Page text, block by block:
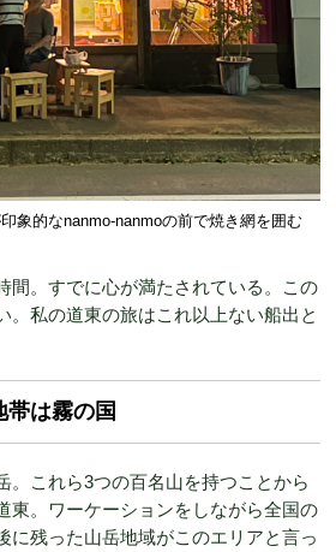
象的なnanmo-nanmoの前で焼き網を囲む
間。すでに心が満たされている。この
。私の道東の旅はこれ以上ない船出と
帯は霧の国
。これら3つの百名山を持つことから
東。ワーケーションをしながら全国の
に残った山岳地域がこのエリアと言っ